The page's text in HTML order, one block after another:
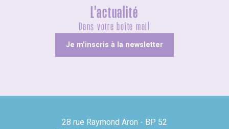
L'actualité
Dans votre boîte mail
Je m'inscris à la newsletter
28 rue Raymond Aron - BP 52